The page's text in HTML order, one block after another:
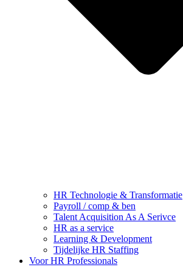
HR Technologie & Transformatie
Payroll / comp & ben
Talent Acquisition As A Serivce
HR as a service
Learning & Development
Tijdelijke HR Staffing
Voor HR Professionals